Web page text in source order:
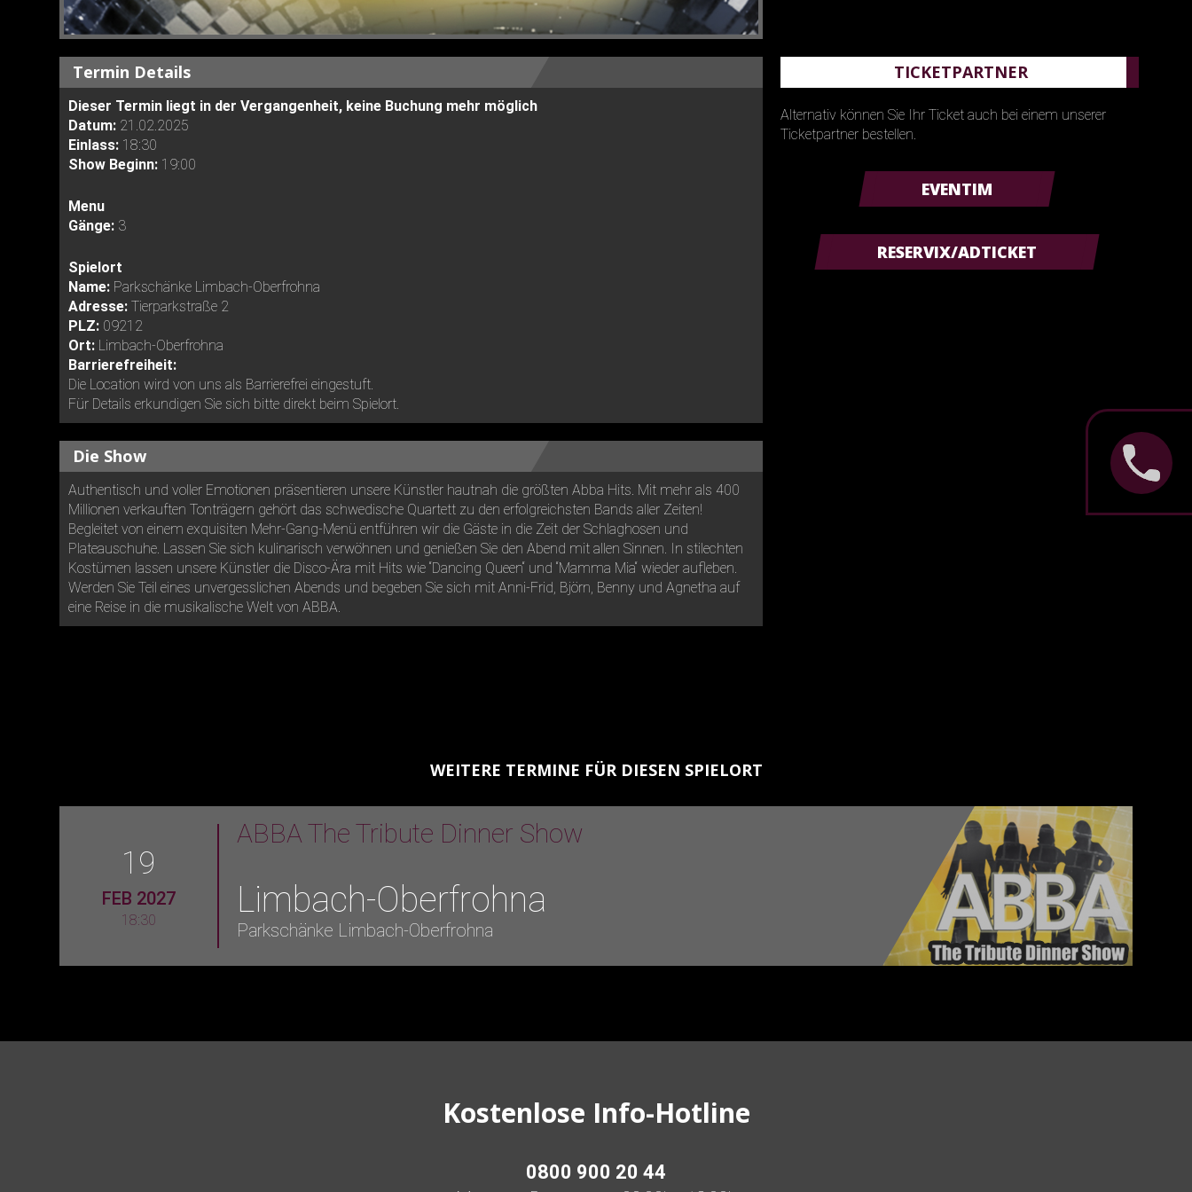
Termin Details
Dieser Termin liegt in der Vergangenheit, keine Buchung mehr möglich
Datum: 21.02.2025
Einlass: 18:30
Show Beginn: 19:00
Menu
Gänge: 3
Spielort
Name: Parkschänke Limbach-Oberfrohna
Adresse:Tierparkstraße 2
PLZ: 09212
Ort: Limbach-Oberfrohna
Barrierefreiheit:
Die Location wird von uns als Barrierefrei eingestuft.
Für Details erkundigen Sie sich bitte direkt beim Spielort.
Die Show
Authentisch und voller Emotionen präsentieren unsere Künstler hautnah die größten Abba Hits. Mit mehr als 400
Millionen verkauften Tonträgern gehört das schwedische Quartett zu den erfolgreichsten Bands aller Zeiten!
Begleitet von einem exquisiten Mehr-Gang-Menü entführen wir die Gäste in die Zeit der Schlaghosen und
Plateauschuhe. Lassen Sie sich kulinarisch verwöhnen und genießen Sie den Abend mit allen Sinnen. In stilechten
Kostümen lassen unsere Künstler die Disco-Ära mit Hits wie “Dancing Queen“ und “Mamma Mia“ wieder aufleben.
Werden Sie Teil eines unvergesslichen Abends und begeben Sie sich mit Anni-Frid, Björn, Benny und Agnetha auf
eine Reise in die musikalische Welt von ABBA.
TICKETPARTNER
Alternativ können Sie Ihr Ticket auch bei einem unserer
Ticketpartner bestellen.
EVENTIM
RESERVIX/ADTICKET
WEITERE TERMINE FÜR DIESEN SPIELORT
19
FEB 2027
18:30
ABBA The Tribute Dinner Show
Limbach-Oberfrohna
Parkschänke Limbach-Oberfrohna
Kostenlose Info-Hotline
0800 900 20 44